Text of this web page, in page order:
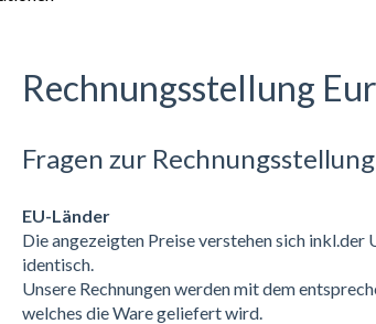
Rechnungsstellung
Fragen zur
EU-Länder
Die angezeigten Preise verstehen sich inkl.der
identisch.
Unsere Rechnungen werden mit dem
welches die Ware geliefert wird.